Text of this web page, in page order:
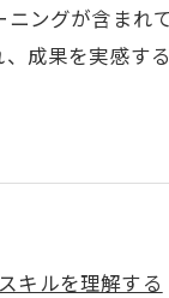
ングが含まれ
成果を実感す
キルを理解する